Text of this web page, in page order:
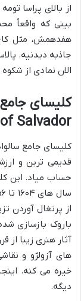
از بالای پراسا
بینی که واقعاً
هفدهمش، مثل
جاذبه دیدنیه.
الان نمادی از
of Salvador): شاهکار مذهبی و هنری
کلیسای جامع
قدیمی ترین و
حساب میاد. این
از پرتغال
باروک بازسازی
های آزولژو و
خیره می کنه.
دیگه.